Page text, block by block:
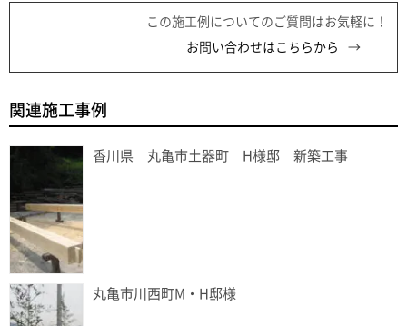
この施工例についてのご質問はお気軽に！
お問い合わせはこちらから
関連施工事例
香川県 丸亀市土器町 H様邸 新築工事
丸亀市川西町M・H邸様